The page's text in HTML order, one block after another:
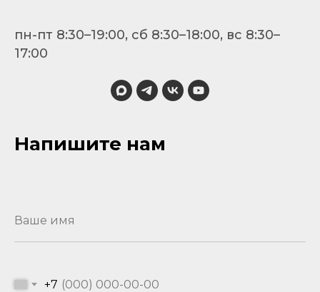
пн-пт 8:30–19:00, сб 8:30–18:00, вс 8:30–
17:00
Напишите нам
Ваше имя
+7